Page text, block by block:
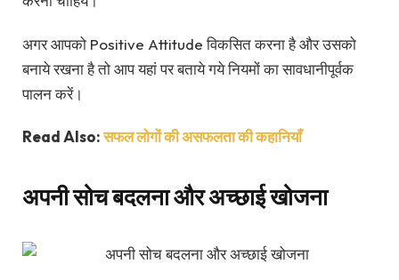
अगर आपको Positive Attitude विकसित करना है और उसको
बनाये रखना है तो आप यहां पर बताये गये नियमों का सावधानीपूर्वक
पालन करें।
Read Also:सफल लोगों की असफलता की कहानियाँ
अपनी सोच बदलना और अच्छाई खोजना